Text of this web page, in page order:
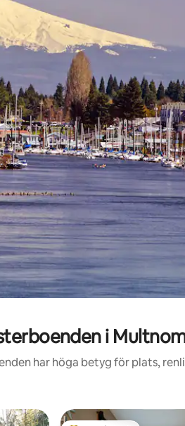
eller utforska genom att trycka eller
i
har höga betyg för plats,